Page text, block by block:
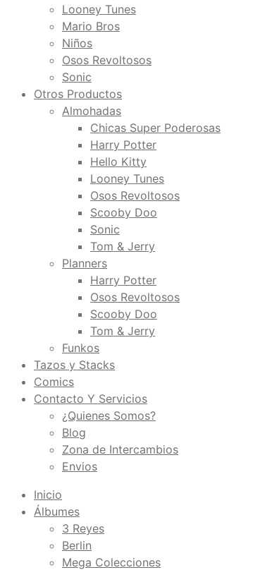
Looney Tunes
Mario Bros
Niños
Osos Revoltosos
Sonic
Otros Productos
Almohadas
Chicas Super Poderosas
Harry Potter
Hello Kitty
Looney Tunes
Osos Revoltosos
Scooby Doo
Sonic
Tom & Jerry
Planners
Harry Potter
Osos Revoltosos
Scooby Doo
Tom & Jerry
Funkos
Tazos y Stacks
Comics
Contacto Y Servicios
¿Quienes Somos?
Blog
Zona de Intercambios
Envios
Inicio
Álbumes
3 Reyes
Berlin
Mega Colecciones